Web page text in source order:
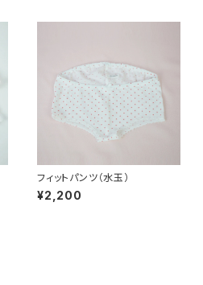
フィットパンツ（水玉）
¥2,200